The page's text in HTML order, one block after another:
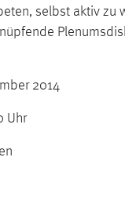
selbst aktiv zu
2014
Weiden
die
Optionen